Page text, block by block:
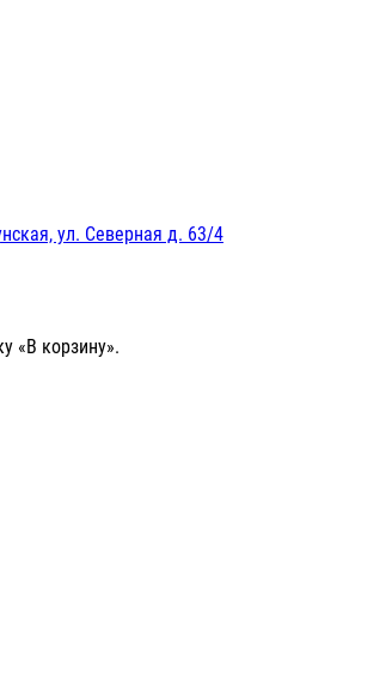
ул. Северная д. 63/4
«В корзину».